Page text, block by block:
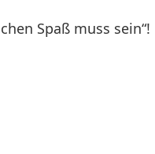
Spaß muss sein“!